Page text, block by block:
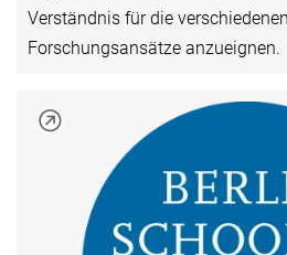
Verständnis für die
Forschungsansätze anzueignen.